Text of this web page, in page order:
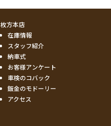
枚方本店
在庫情報
スタッフ紹介
納車式
お客様アンケート
車検のコバック
鈑金のモドーリー
アクセス